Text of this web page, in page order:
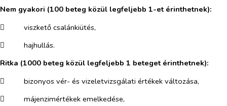
Nem gyakori (100 beteg közül legfeljebb 1-et érinthetnek):
​
viszkető csalánkiütés,
​
hajhullás.
Ritka (1000 beteg közül legfeljebb 1 beteget érinthetnek):
​
bizonyos vér- és vizeletvizsgálati értékek változása,
​
májenzimértékek emelkedése,